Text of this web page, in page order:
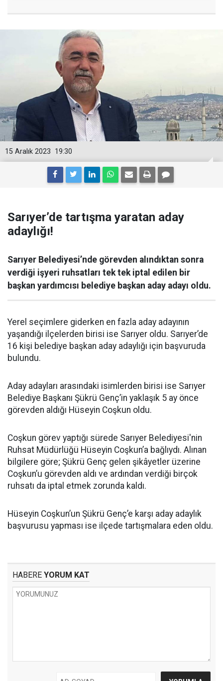
19:30
15 Aralık 2023
Sarıyer’de tartışma yaratan aday
adaylığı!
Sarıyer Belediyesi’nde görevden alındıktan sonra
verdiği işyeri ruhsatları tek tek iptal edilen bir
başkan yardımcısı belediye başkan aday adayı oldu.
Yerel seçimlere giderken en fazla aday adayının
yaşandığı ilçelerden birisi ise Sarıyer oldu. Sarıyer’de
16 kişi belediye başkan aday adaylığı için başvuruda
bulundu.
Aday adayları arasındaki isimlerden birisi ise Sarıyer
Belediye Başkanı Şükrü Genç’in yaklaşık 5 ay önce
görevden aldığı Hüseyin Coşkun oldu.
Coşkun görev yaptığı sürede Sarıyer Belediyesi'nin
Ruhsat Müdürlüğü Hüseyin Coşkun’a bağlıydı. Alınan
bilgilere göre; Şükrü Genç gelen şikâyetler üzerine
Coşkun’u görevden aldı ve ardından verdiği birçok
ruhsatı da iptal etmek zorunda kaldı.
Hüseyin Coşkun’un Şükrü Genç’e karşı aday adaylık
başvurusu yapması ise ilçede tartışmalara eden oldu.
HABERE YORUM KAT